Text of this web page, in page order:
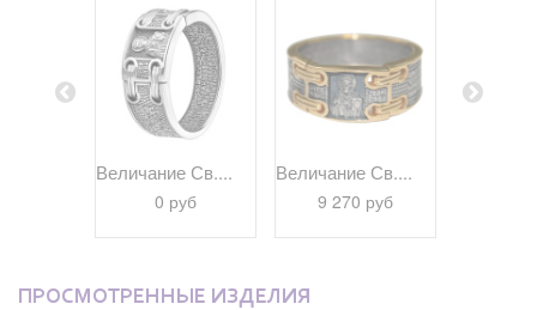
Величание Св....
0 руб
Величание Св....
9 270 руб
ПРОСМОТРЕННЫЕ ИЗДЕЛИЯ